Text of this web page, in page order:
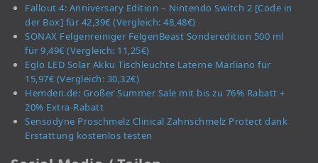
Fallout 4: Anniversary Edition – Nintendo Switch 2 [Code in
der Box] für 42,39€ (Vergleich: 48,48€)
SONAX Felgenreiniger FelgenBeast Sonderedition 500 ml
für 9,49€ (Vergleich: 11,25€)
Eglo LED Solar Akku Tischleuchte Laterne Marliano für
15,97€ (Vergleich: 30,32€)
Hemden.de: Großer Summer Sale mit bis zu 76% Rabatt +
20% Extra-Rabatt
Sensodyne Proschmelz Clinical Zahnschmelz Protect dank
Erstattung kostenlos testen